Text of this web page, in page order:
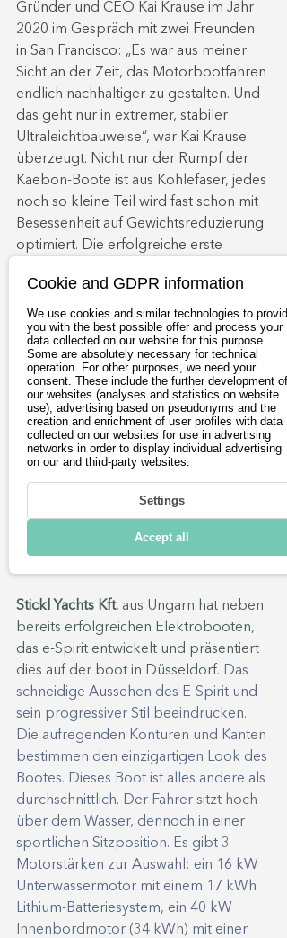
Gründer und CEO Kai Krause im Jahr
2020 im Gespräch mit zwei Freunden
in San Francisco: „Es war aus meiner
Sicht an der Zeit, das Motorbootfahren
endlich nachhaltiger zu gestalten. Und
das geht nur in extremer, stabiler
Ultraleichtbauweise“, war Kai Krause
überzeugt. Nicht nur der Rumpf der
Kaebon-Boote ist aus Kohlefaser, jedes
noch so kleine Teil wird fast schon mit
Besessenheit auf Gewichtsreduzierung
optimiert. Die erfolgreiche erste
Boot EB EINS im April 2022 war für Kai
Krause und alle Beteiligten ein
emotionaler Augenblick. Die Crew
rund um Kaebon ist überzeugt: Seine
Vision vom verantwortungsvollen
Fahrspaß für eine bessere Welt wird
noch viele weitere aufregende Boote
hervorbringen.
Stickl Yachts Kft. aus Ungarn hat neben
bereits erfolgreichen Elektrobooten,
das e-Spirit entwickelt und präsentiert
dies auf der boot in Düsseldorf. Das
schneidige Aussehen des E-Spirit und
sein progressiver Stil beeindrucken.
Die aufregenden Konturen und Kanten
bestimmen den einzigartigen Look des
Bootes. Dieses Boot ist alles andere als
durchschnittlich. Der Fahrer sitzt hoch
über dem Wasser, dennoch in einer
sportlichen Sitzposition. Es gibt 3
Motorstärken zur Auswahl: ein 16 kW
Unterwassermotor mit einem 17 kWh
Lithium-Batteriesystem, ein 40 kW
Innenbordmotor (34 kWh) mit einer
Cookie and GDPR information
We use cookies and similar technologies to provide
you with the best possible offer and process your
data collected on our website for this purpose.
Some are absolutely necessary for technical
operation. For other purposes, we need your
consent. These include the further development of
our websites (analyses and statistics on website
use), advertising based on pseudonyms and the
creation and enrichment of user profiles with data
collected on our websites for use in advertising
networks in order to display individual advertising
on our and third-party websites.
Settings
Accept all